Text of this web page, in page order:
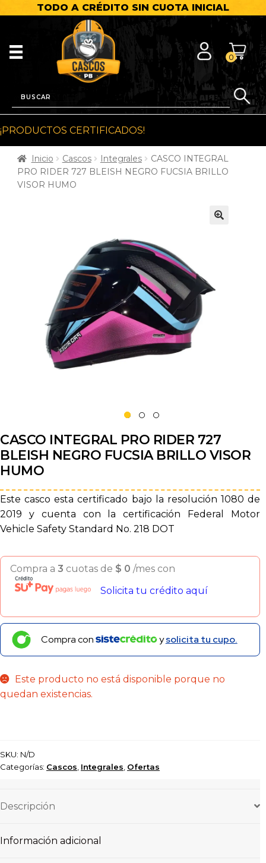
TODO A CRÉDITO SIN CUOTA INICIAL
0
¡PRODUCTOS CERTIFICADOS!
Inicio Cascos Integrales
CASCO INTEGRAL
PRO RIDER 727 BLEISH NEGRO FUCSIA BRILLO
VISOR HUMO
CASCO INTEGRAL PRO RIDER 727
BLEISH NEGRO FUCSIA BRILLO VISOR
HUMO
Este casco esta certificado bajo la resolución 1080 de
2019 y cuenta con la certificación Federal Motor
Vehicle Safety Standard No. 218 DOT
Compra a 3 cuotas de $ 0 /mes con
Solicita tu crédito aquí
Compra con ysolicita tu cupo.
Este producto no está disponible porque no
quedan existencias.
SKU: N/D
Categorías: Cascos Integrales Ofertas
Descripción
Información adicional